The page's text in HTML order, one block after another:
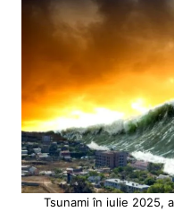
Tsunami în iulie 2025,